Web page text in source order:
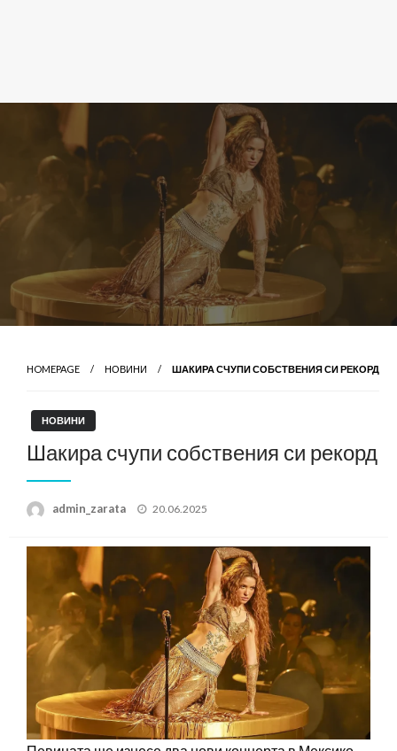
HOMEPAGE НОВИНИ ШАКИРА СЧУПИ СОБСТВЕНИЯ СИ РЕКОРД
НОВИНИ
Шакира счупи собствения си рекорд
admin_zarata
Posted
20.06.2025